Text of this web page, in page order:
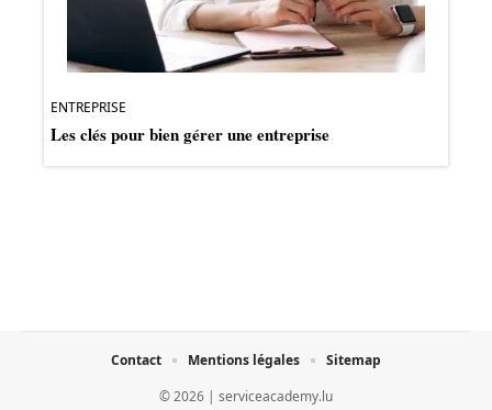
ENTREPRISE
Les clés pour bien gérer une entreprise
© 2026 | serviceacademy.lu
Contact Mentions légales Sitemap